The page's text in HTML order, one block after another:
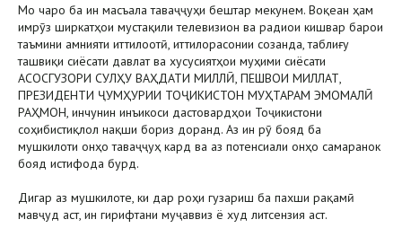
Мо чаро ба ин масъала таваҷҷуҳи бештар мекунем. Воқеан ҳам
имрӯз ширкатҳои мустақили телевизион ва радиои кишвар барои
таъмини амнияти иттилоотӣ, иттилорасонии созанда, таблиғу
ташвиқи сиёсати давлат ва хусусиятҳои муҳими сиёсати
АСОСГУЗОРИ СУЛҲУ ВАҲДАТИ МИЛЛӢ, ПЕШВОИ МИЛЛАТ,
ПРЕЗИДЕНТИ ҶУМҲУРИИ ТОҶИКИСТОН МУҲТАРАМ ЭМОМАЛӢ
РАҲМОН, инчунин инъикоси дастовардҳои Тоҷикистони
соҳибистиқлол нақши бориз доранд. Аз ин рӯ бояд ба
мушкилоти онҳо таваҷҷуҳ кард ва аз потенсиали онҳо самаранок
бояд истифода бурд.
Дигар аз мушкилоте, ки дар роҳи гузариш ба пахши рақамӣ
мавҷуд аст, ин гирифтани муҷаввиз ё худ литсензия аст.